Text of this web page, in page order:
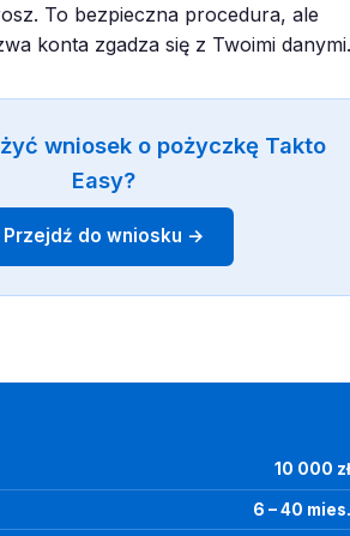
To bezpieczna procedura, ale
konta zgadza się z Twoimi danymi.
wniosek o pożyczkę Takto
Easy?
Przejdź do wniosku →
10 000 zł
6 – 40 mies.